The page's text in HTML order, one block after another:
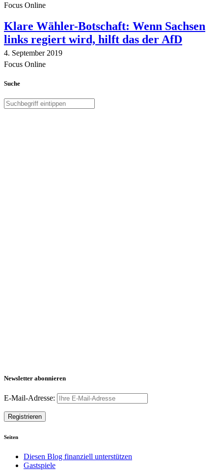
Focus Online
Klare Wähler-Botschaft: Wenn Sachsen
links regiert wird, hilft das der AfD
4. September 2019
Focus Online
Suche
Newsletter abonnieren
E-Mail-Adresse:
Seiten
Diesen Blog finanziell unterstützen
Gastspiele